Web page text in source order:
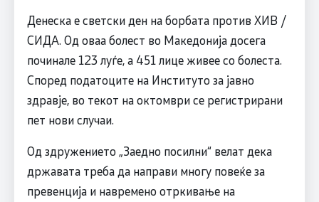
Денеска е светски ден на борбата против ХИВ /
СИДА. Од оваа болест во Македонија досега
починале 123 луѓе, а 451 лице живее со болеста.
Според податоците на Институто за јавно
здравје, во текот на октомври се регистрирани
пет нови случаи.
Од здружението „Заедно посилни“ велат дека
државата треба да направи многу повеќе за
превенција и навремено отркивање на